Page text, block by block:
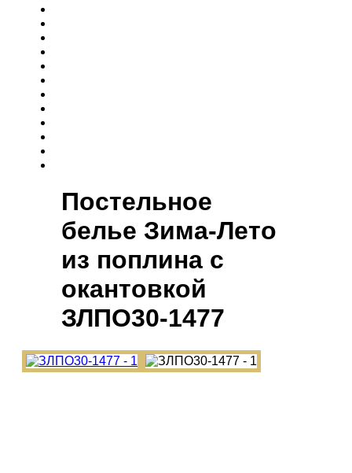
Постельное
белье Зима-Лето
из поплина с
окантовкой
ЗЛПО30-1477